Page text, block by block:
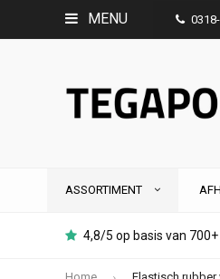
MENU
ASSORTIMENT
4,8/5 op basis van